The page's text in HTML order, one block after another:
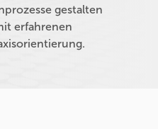
gestalten
erfahrenen